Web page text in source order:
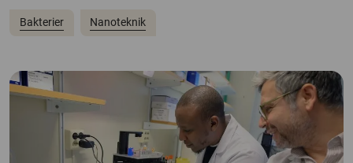
Bakterier Nanoteknik